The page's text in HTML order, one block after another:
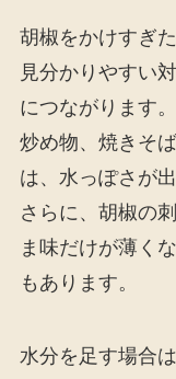
胡椒をかけすぎ
見分かりやすい
につながります
炒め物、焼きそ
は、水っぽさが
さらに、胡椒の
ま味だけが薄く
もあります。
水分を足す場合